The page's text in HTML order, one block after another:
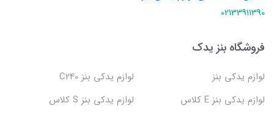
02133911390
فروشگاه بنز یدک
لوازم یدکی بنز
لوازم یدکی بنز C240
لوازم یدکی بنز E کلاس
لوازم یدکی بنز S کلاس